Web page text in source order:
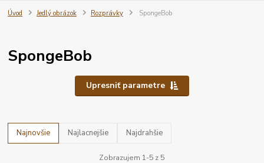
Úvod Jedlý obrázok Rozprávky SpongeBob
SpongeBob
Upresniť parametre
Najnovšie Najlacnejšie Najdrahšie
Zobrazujem 1-5 z 5